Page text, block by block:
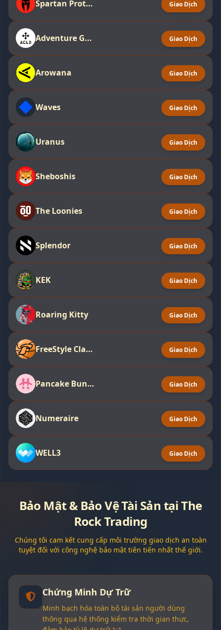
Spartan Protocol Giao Dịch
Adventure Gold Giao Dịch
Arowana Giao Dịch
Waves Giao Dịch
Uranus Giao Dịch
Sheboshis Giao Dịch
The Loonies Giao Dịch
Splendor Giao Dịch
KEK Giao Dịch
Roaring Kitty Giao Dịch
FreeStyle Classic Giao Dịch
Pancake Bunny Giao Dịch
Numeraire Giao Dịch
WELL3 Giao Dịch
Bảo Mật & Bảo Vệ Tài Sản tại The
Rock Trading
Chúng tôi cam kết cung cấp môi trường giao dịch an toàn
tuyệt đối với công nghệ bảo mật tiên tiến nhất thế giới.
Chứng Minh Dự Trữ
Minh bạch hóa toàn bộ tài sản người dùng
thông qua hệ thống kiểm tra thời gian thực,